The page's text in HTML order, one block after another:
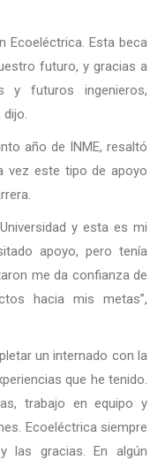
Ecoeléctrica. Esta beca
futuro, y gracias a
y futuros ingenieros,
año de INME, resaltó
vez este tipo de apoyo
y esta es mi
apoyo, pero tenía
me da confianza de
hacia mis metas”,
un internado con la
que he tenido.
trabajo en equipo y
Ecoeléctrica siempre
las gracias. En algún